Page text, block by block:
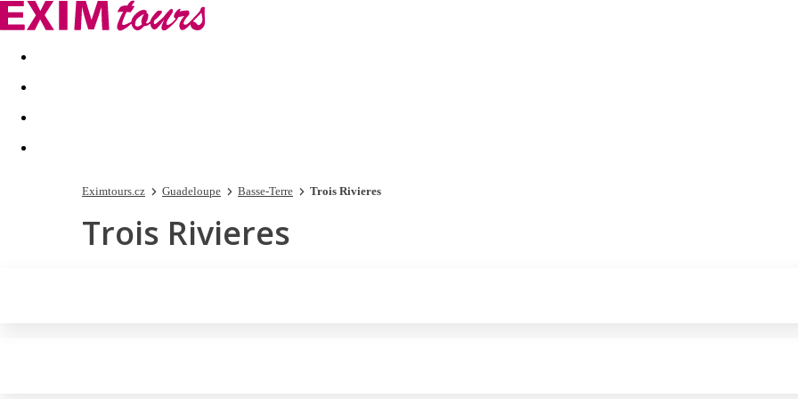
Akční nabídky Last minute
Eximtours.cz Guadeloupe Basse-Terre Trois Rivieres
Trois Rivieres